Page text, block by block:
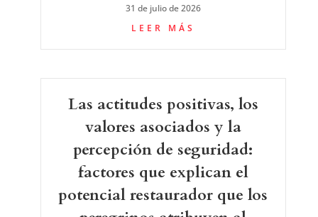
31 de julio de 2026
LEER MÁS
Las actitudes positivas, los
valores asociados y la
percepción de seguridad:
factores que explican el
potencial restaurador que los